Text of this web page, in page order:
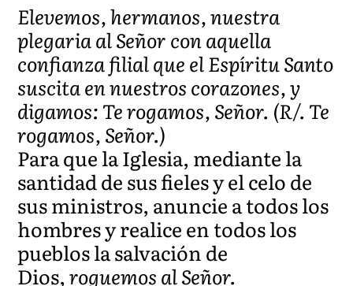
Elevemos, hermanos, nuestra
plegaria al Señor con aquella
confianza filial que el Espíritu Santo
suscita en nuestros corazones, y
digamos: Te rogamos, Señor. (R/. Te
rogamos, Señor.)
Para que la Iglesia, mediante la
santidad de sus fieles y el celo de
sus ministros, anuncie a todos los
hombres y realice en todos los
pueblos la salvación de
Dios,roguemos al Señor.